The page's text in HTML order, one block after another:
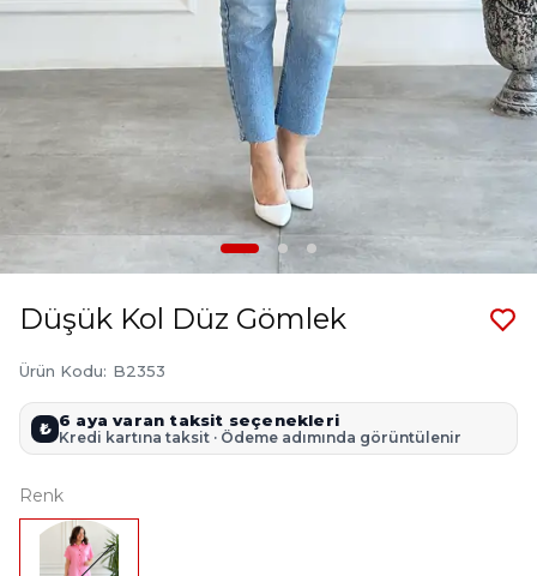
Düşük Kol Düz Gömlek
Ürün Kodu: B2353
₺ 6 aya varan taksit seçenekleri
Kredi kartına taksit · Ödeme adımında görüntülenir
Renk